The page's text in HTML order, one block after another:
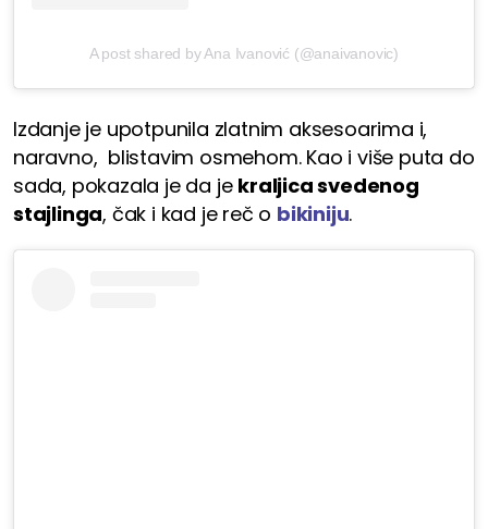
A post shared by Ana Ivanović (@anaivanovic)
Izdanje je upotpunila zlatnim aksesoarima i,
naravno, blistavim osmehom. Kao i više puta do
sada, pokazala je da je kraljica svedenog
stajlinga, čak i kad je reč o bikiniju.